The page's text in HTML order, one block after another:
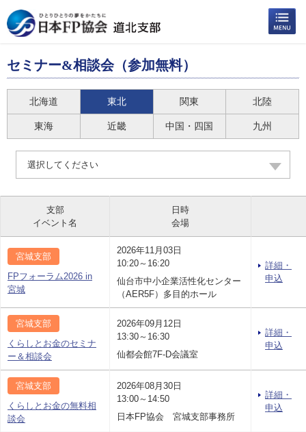
セミナー&相談会（参加無料）
北海道 東北 関東 北陸
東海 近畿 中国・四国 九州
選択してください
支部
イベント名
日時
会場
宮城支部
FPフォーラム2026 in
宮城
2026年11月03日
10:20～16:20
仙台市中小企業活性化センター
（AER5F）多目的ホール
詳細・
申込
宮城支部
くらしとお金のセミナ
ー＆相談会
2026年09月12日
13:30～16:30
仙都会館7F-D会議室
詳細・
申込
宮城支部
くらしとお金の無料相
談会
2026年08月30日
13:00～14:50
日本FP協会 宮城支部事務所
詳細・
申込